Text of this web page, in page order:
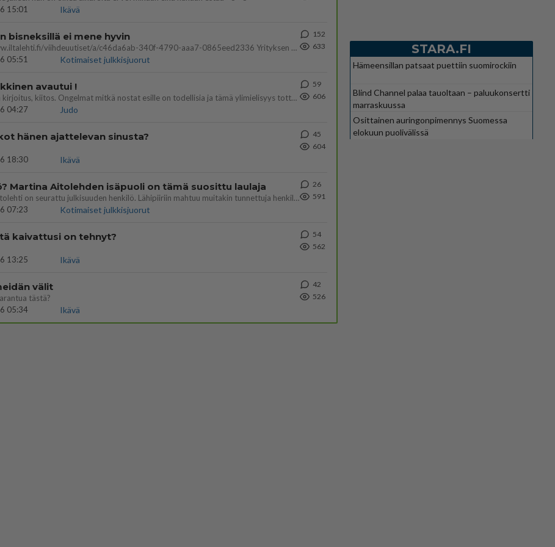
15:01
Ikävä
bisneksillä ei mene hyvin
https://www.iltalehti.fi/viihdeuutiset/a/c46da6ab-340f-4790-aaa7-0865eed2336 Yrityksen konkurssihakemus on tullut kärä
05:51
Kotimaiset julkkisjuorut
152
633
avautui !
Olipa hyvä kirjoitus, kiitos. Ongelmat mitkä nostat esille on todellisia ja tämä ylimielisyys totta ja se näkyy kaikessa
04:27
Judo
59
606
hänen ajattelevan sinusta?
18:30
Ikävä
45
604
Martina Aitolehden isäpuoli on tämä suosittu laulaja
Martina Aitolehti on seurattu julkisuuden henkilö. Lähipiiriin mahtuu muitakin tunnettuja henkilöitä. Tiesitkö, että Ma
07:23
Kotimaiset julkkisjuorut
26
591
kaivattusi on tehnyt?
13:25
Ikävä
54
562
välit
tästä?
05:34
Ikävä
42
526
STARA.FI
Hämeensillan patsaat puettiin suomirockiin
Blind Channel palaa tauoltaan – paluukonsertti
marraskuussa
Osittainen auringonpimennys Suomessa
elokuun puolivälissä